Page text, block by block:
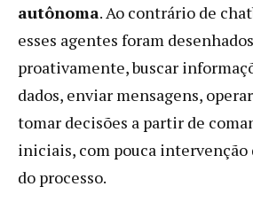
autônoma. Ao contrário de
esses agentes foram
proativamente, buscar
dados, enviar mensagens,
tomar decisões a partir de
iniciais, com pouca
do processo.